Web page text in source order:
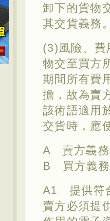
卸下的貨物
其交貨義務
(3)風險、費
物交至買方
期間所有費
擔，故為賣
該術語適用
交貨時，應
A 賣方義務
B 買方義務
A1 提供符
賣方必須提